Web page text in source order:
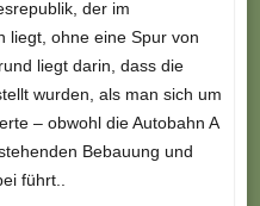
der im
liegt, ohne eine Spur von
liegt darin, dass die
wurden, als man sich um
– obwohl die Autobahn A
Bebauung und
führt..